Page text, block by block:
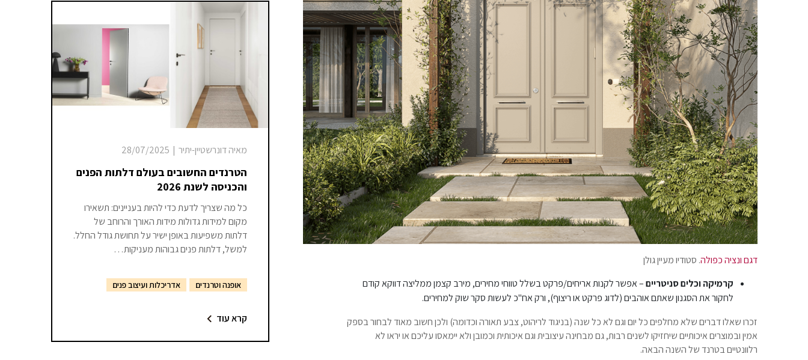
דגם ונציה כפולה. סטודיו מעיין גולן
קרמיקה וכלים סניטריים– אפשר לקנות אריחים/פרקט בשלל טווחי מחירים, מירב קצמן ממליצה דווקא קודם
לחקור את הסגנון שאתם אוהבים (לדוג פרקט או ריצוף), ורק אח"כ לעשות סקר שוק למחירים.
זכרו שאלו דברים שלא מחלפים כל יום וגם לא כל שנה (בניגוד לריהוט, צבע תאורה וכדומה) ולכן חשוב מאוד לבחור בספק
אמין ובמוצרים איכותיים שיחזיקו לשנים רבות, גם מבחינה עיצובית וגם איכותית וכמובן ולא יימאסו עליכם או יראו לא
רלוונטיים בטרנד של השנה הבאה.
מאיה דונרשטיין-יתיר |
28/07/2025
הטרנדים החשובים בעולם דלתות הפנים
והכניסה לשנת 2026
כל מה שצריך לדעת כדי להיות בעניינים: תשאירו
מקום למידות גדולות מידות האורך והרוחב של
דלתות משפיעות באופן ישיר על תחושת גודל החלל.
למשל, דלתות פנים גבוהות מעניקות…
אופנה וטרנדים אדריכלות ועיצוב פנים
קרא עוד